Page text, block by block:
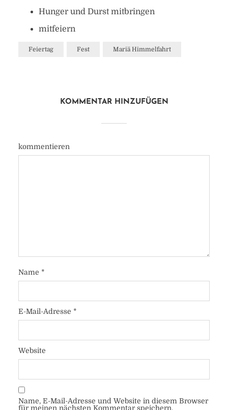
Hunger und Durst mitbringen
mitfeiern
Feiertag Fest Mariä Himmelfahrt
KOMMENTAR HINZUFÜGEN
kommentieren
Name *
E-Mail-Adresse *
Website
Name, E-Mail-Adresse und Website in diesem Browser
für meinen nächsten Kommentar speichern.